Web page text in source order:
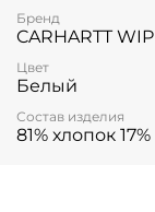
Бренд
CARHARTT WIP
Цвет
Белый
Состав изделия
81% хлопок